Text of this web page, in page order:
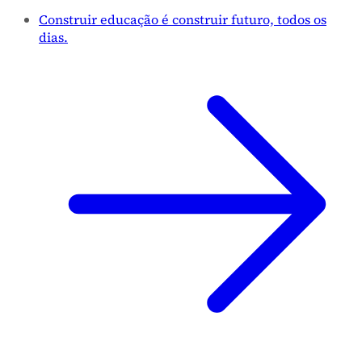
Construir educação é construir futuro, todos os
dias.